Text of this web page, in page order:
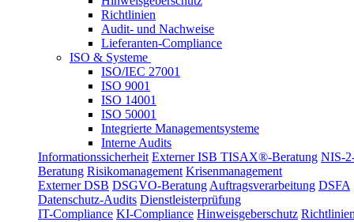
Richtlinien
Audit- und Nachweise
Lieferanten-Compliance
ISO & Systeme
ISO/IEC 27001
ISO 9001
ISO 14001
ISO 50001
Integrierte Managementsysteme
Interne Audits
Informationssicherheit Externer ISB TISAX®-Beratung NIS-
Beratung Risikomanagement Krisenmanagement
Externer DSB DSGVO-Beratung Auftragsverarbeitung DSFA
Datenschutz-Audits Dienstleisterprüfung
IT-Compliance KI-Compliance Hinweisgeberschutz